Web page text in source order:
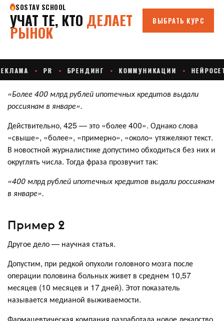
«Более 400 млрд рублей ипотечных кредитов выдали
россиянам в январе».
Действительно, 425 — это «более 400». Однако слова
«свыше», «более», «примерно», «около» утяжеляют текст.
В новостной журналистике допустимо обходиться без них и
округлять числа. Тогда фраза прозвучит так:
«400 млрд рублей ипотечных кредитов выдали россиянам
в январе».
Пример 2
Другое дело — научная статья.
Допустим, при редкой опухоли головного мозга после
операции половина больных живет в среднем 10,57
месяцев (10 месяцев и 17 дней). Этот показатель
называется медианой выживаемости.